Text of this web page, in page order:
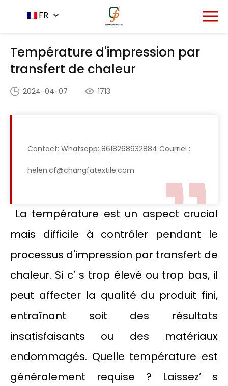
FR
Accueil - Centre de nouvelles
d'impression par transfert de chaleur
Température d'impression par
transfert de chaleur
2024-04-07 1713
Contact: Whatsapp: 8618268932884 Courriel :
helen.cf@changfatextile.com
La température est un aspect crucial
mais difficile à contrôler pendant le
processus d'impression par transfert de
chaleur. Si c’ s trop élevé ou trop bas, il
peut affecter la qualité du produit fini,
entraînant soit des résultats
insatisfaisants ou des matériaux
endommagés. Quelle température est
généralement requise ? Laissez’ s